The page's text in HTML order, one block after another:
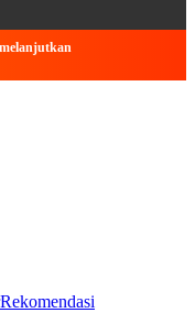
Rekomendasi